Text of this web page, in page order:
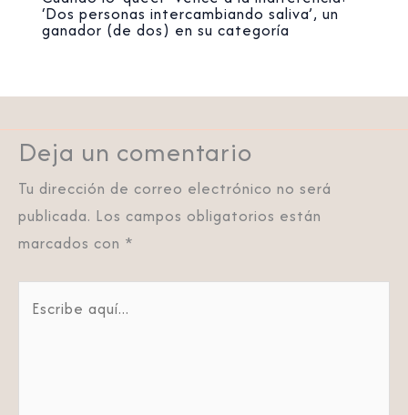
‘Dos personas intercambiando saliva’, un
ganador (de dos) en su categoría
Deja un comentario
Tu dirección de correo electrónico no será
publicada. Los campos obligatorios están
marcados con *